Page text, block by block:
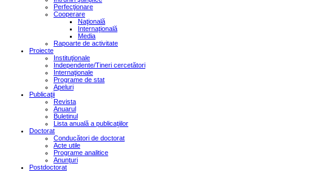
Perfecţionare
Cooperare
Naţională
Internaţională
Media
Rapoarte de activitate
Proiecte
Instituţionale
Independente/Tineri cercetători
Internaţionale
Programe de stat
Apeluri
Publicaţii
Revista
Anuarul
Buletinul
Lista anuală a publicaţiilor
Doctorat
Conducători de doctorat
Acte utile
Programe analitice
Anunţuri
Postdoctorat